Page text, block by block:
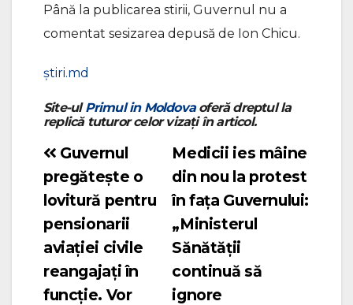
Până la publicarea stirii, Guvernul nu a
comentat sesizarea depusă de Ion Chicu.
știri.md
Site-ulPrimul in Moldovaoferă dreptul la
replică tuturor celor vizați în articol.
Navigare
în
articole
Medicii ies mâine
din nou la protest
în fața Guvernului:
„Ministerul
Sănătății
continuă să
ignore
Guvernul
pregătește o
lovitură pentru
pensionarii
aviației civile
reangajați în
funcție. Vor